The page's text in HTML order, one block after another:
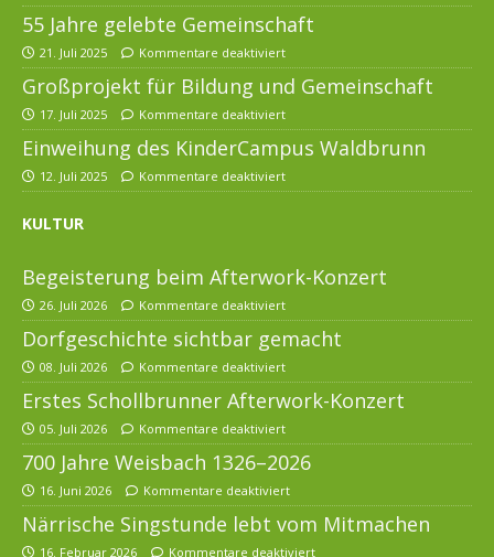
55 Jahre gelebte Gemeinschaft
21. Juli 2025 Kommentare deaktiviert
Großprojekt für Bildung und Gemeinschaft
17. Juli 2025 Kommentare deaktiviert
Einweihung des KinderCampus Waldbrunn
12. Juli 2025 Kommentare deaktiviert
KULTUR
Begeisterung beim Afterwork-Konzert
26. Juli 2026 Kommentare deaktiviert
Dorfgeschichte sichtbar gemacht
08. Juli 2026 Kommentare deaktiviert
Erstes Schollbrunner Afterwork-Konzert
05. Juli 2026 Kommentare deaktiviert
700 Jahre Weisbach 1326–2026
16. Juni 2026 Kommentare deaktiviert
Närrische Singstunde lebt vom Mitmachen
16. Februar 2026 Kommentare deaktiviert